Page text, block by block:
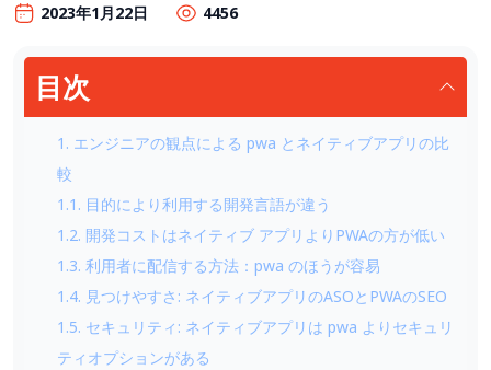
2023年1月22日 4456
目次
1. エンジニアの観点による pwa とネイティブアプリの比
較
1.1. 目的により利用する開発言語が違う
1.2. 開発コストはネイティブ アプリよりPWAの方が低い
1.3. 利用者に配信する方法：pwa のほうが容易
1.4. 見つけやすさ: ネイティブアプリのASOとPWAのSEO
1.5. セキュリティ: ネイティブアプリは pwa よりセキュリ
ティオプションがある